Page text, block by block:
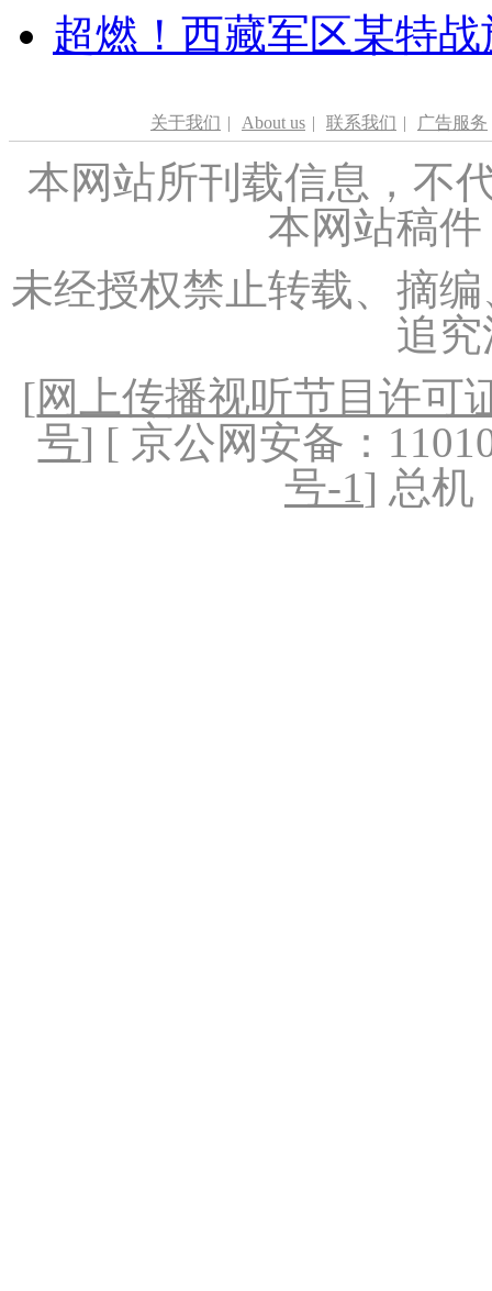
超燃！西藏军区某特
关于我们 | About us | 联系我们 | 广告服务
本网站所刊载信息，不
本网站稿
未经授权禁止转载、摘
追
[网上传播视听节目许可
号] [ 京公网安备：
号-1] 总机